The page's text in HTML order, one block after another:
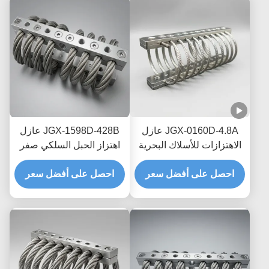
JGX-0160D-4.8A عازل
الاهتزازات للأسلاك البحرية
البحرية الخالية من الصيانة
احصل على أفضل سعر
JGX-1598D-428B عازل
اهتزاز الحبل السلكي صفر
الزحف التخفيف الاحتكاك
الخالي من الزيت لحماية
النقل البحري العابر
احصل على أفضل سعر